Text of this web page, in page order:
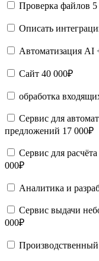
Проверка файлов
Описать
Автоматизация AI
Сайт 40 000₽
обработка
Сервис для
предложений 17 000₽
Сервис для
000₽
Аналитика и
Сервис выдачи
000₽